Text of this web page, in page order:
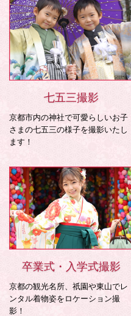
七五三撮影
京都市内の神社で可愛らしいお子
さまの七五三の様子を撮影いたし
ます！
卒業式・入学式撮影
京都の観光名所、祇園や東山でレ
ンタル着物姿をロケーション撮
影！